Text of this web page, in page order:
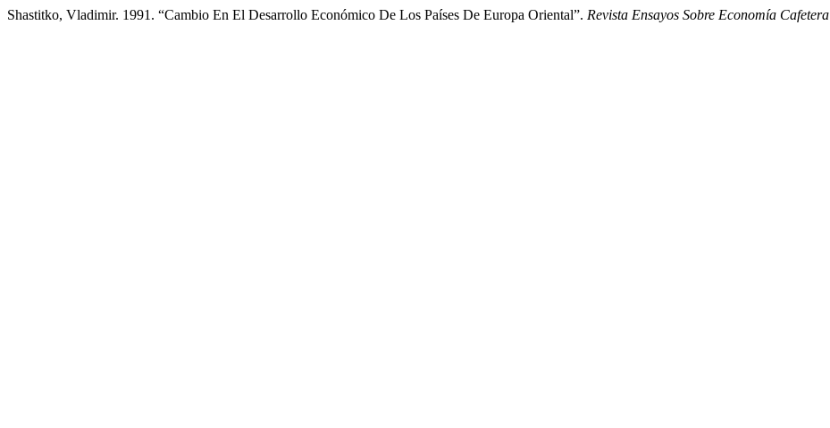
Shastitko, Vladimir. 1991. “Cambio En El Desarrollo Económico De Los Países De Europa Oriental”. Revista Ensayos Sobre Economía Cafetera